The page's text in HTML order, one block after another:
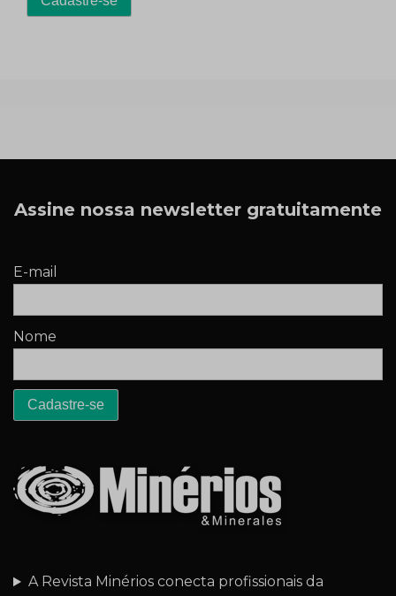
Assine nossa newsletter gratuitamente
E-mail
Nome
A Revista Minérios conecta profissionais da